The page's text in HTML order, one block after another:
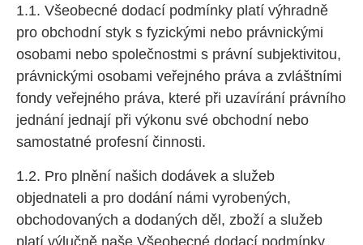
1.1. Všeobecné dodací podmínky platí výhradně
pro obchodní styk s fyzickými nebo právnickými
osobami nebo společnostmi s právní subjektivitou,
právnickými osobami veřejného práva a zvláštními
fondy veřejného práva, které při uzavírání právního
jednání jednají při výkonu své obchodní nebo
samostatné profesní činnosti.
1.2. Pro plnění našich dodávek a služeb
objednateli a pro dodání námi vyrobených,
obchodovaných a dodaných děl, zboží a služeb
platí výlučně naše Všeobecné dodací podmínky.